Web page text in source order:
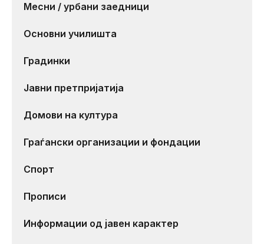
Месни / урбани заедници
Основни училишта
Градинки
Јавни претпријатија
Домови на култура
Граѓански организации и фондации
Спорт
Прописи
Информации од јавен карактер